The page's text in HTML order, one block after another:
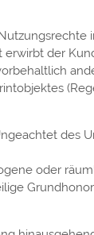
der
des
oder